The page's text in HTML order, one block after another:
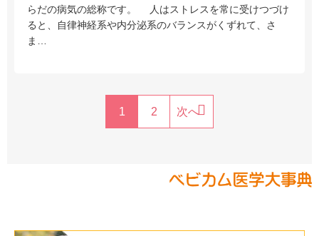
らだの病気の総称です。 人はストレスを常に受けつづけ
ると、自律神経系や内分泌系のバランスがくずれて、さ
ま…
1 2 次へ